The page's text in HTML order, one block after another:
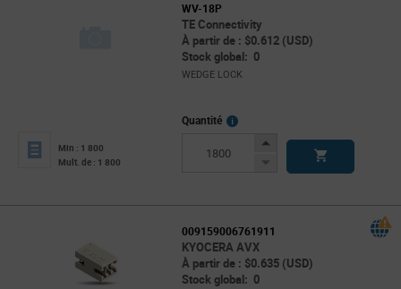
WV-18P
TE Connectivity
À partir de : $0.612 (USD)
Stock global: 0
WEDGE LOCK
Min : 1 800
Mult. de : 1 800
Quantité
More
Increase
Decrease
009159006761911
KYOCERA AVX
À partir de : $0.635 (USD)
Stock global: 0